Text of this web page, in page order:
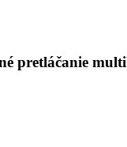
pretláčanie